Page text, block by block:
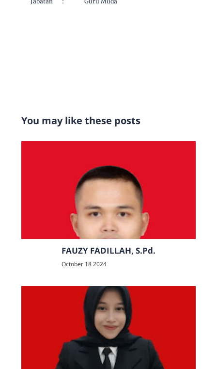
You may like these posts
FAUZY FADILLAH, S.Pd.
October 18 2024